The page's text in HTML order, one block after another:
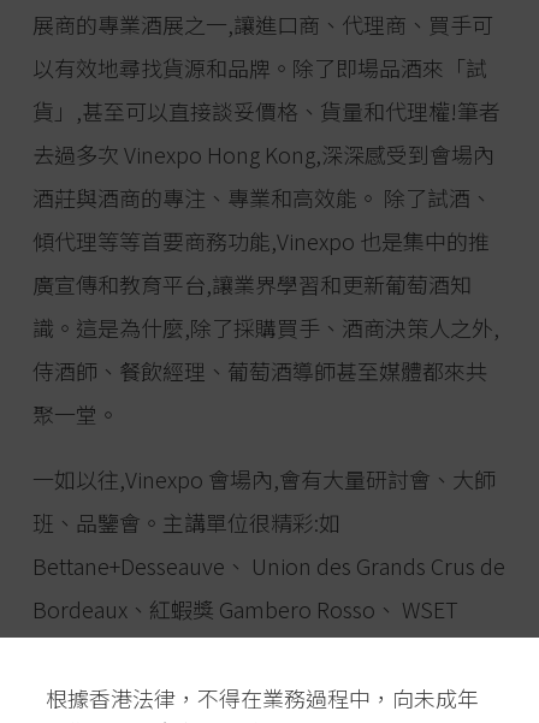
根據香港法律，不得在業務過程中，向未成年
展商的專業酒展之一,讓進口商、代理商、買手可
以有效地尋找貨源和品牌。除了即場品酒來「試
貨」,甚至可以直接談妥價格、貨量和代理權!筆者
去過多次 Vinexpo Hong Kong,深深感受到會場內
酒莊與酒商的專注、專業和高效能。 除了試酒、
傾代理等等首要商務功能,Vinexpo 也是集中的推
廣宣傳和教育平台,讓業界學習和更新葡萄酒知
識。這是為什麼,除了採購買手、酒商決策人之外,
侍酒師、餐飲經理、葡萄酒導師甚至媒體都來共
聚一堂。
一如以往,Vinexpo 會場內,會有大量研討會、大師
班、品鑒會。主講單位很精彩:如
Bettane+Desseauve、 Union des Grands Crus de
Bordeaux、紅蝦獎 Gambero Rosso、 WSET
區和酒國的專門課程,非常吸引!